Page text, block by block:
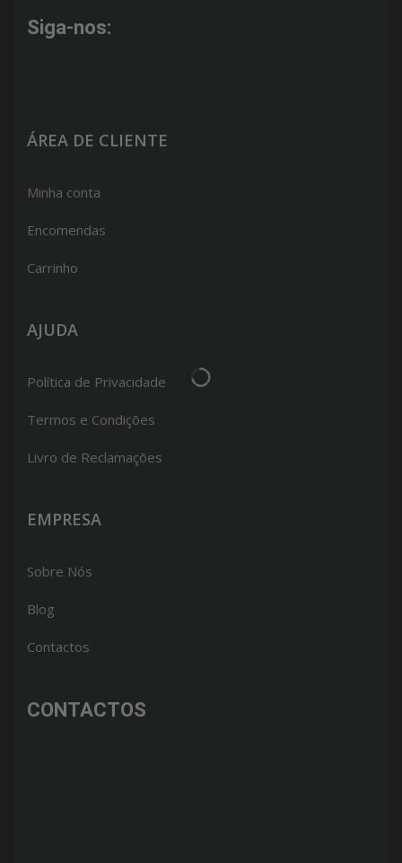
Siga-nos:
ÁREA DE CLIENTE
Minha conta
Encomendas
Carrinho
AJUDA
Política de Privacidade
Termos e Condições
Livro de Reclamações
EMPRESA
Sobre Nós
Blog
Contactos
CONTACTOS